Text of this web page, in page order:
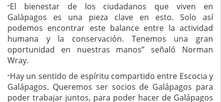
“El bienestar de los ciudadanos que viven en
Galápagos es una pieza clave en esto. Solo así
podemos encontrar este balance entre la actividad
humana y la conservación. Tenemos una gran
oportunidad en nuestras manos” señaló Norman
Wray.
“Hay un sentido de espíritu compartido entre Escocia y
Galápagos. Queremos ser socios de Galápagos para
poder trabajar juntos, para poder hacer de Galápagos